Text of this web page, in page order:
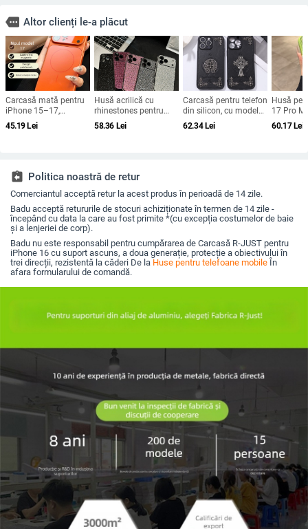
more Altor clienți le-a plăcut
Carcasă mată pentru
iPhone 15–17,
rezistență la șocuri,
protecție pentru
45.19Lei
Husă acrilică cu
rhinestones pentru
iPhone 17 Pro Max,
acoperire completă cu
58.36 Lei
Carcasă pentru telefon
din silicon, cu model
gravat în relief,
portabilă, anti-cadere,
62.34Lei
Husă
17 Pro
obiectiv
60.17Lei
assignment_return Politica noastră de retur
Comerciantul acceptă retur la acest produs în perioadă de 14 zile.
Badu acceptă retururile de stocuri achiziționate în termen de 14 zile -
începând cu data la care au fost primite *(cu excepția costumelor de baie
și a lenjeriei de corp).
Badu nu este responsabil pentru cumpărarea de Carcasă R-JUST pentru
iPhone 16 cu suport ascuns, a doua generație, protecție a obiectivului în
trei direcții, rezistentă la căderi De la Huse pentru telefoane mobile În
afara formularului de comandă.